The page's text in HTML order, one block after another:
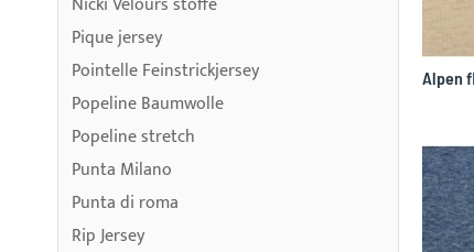
Pique jersey
Pointelle Feinstrickjersey
Popeline Baumwolle
Popeline stretch
Punta Milano
Punta di roma
Rip Jersey